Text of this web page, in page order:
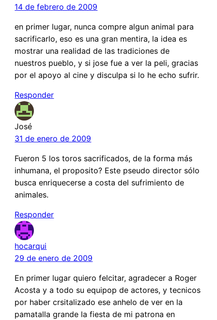
14 de febrero de 2009
en primer lugar, nunca compre algun animal para
sacrificarlo, eso es una gran mentira, la idea es
mostrar una realidad de las tradiciones de
nuestros pueblo, y si jose fue a ver la peli, gracias
por el apoyo al cine y disculpa si lo he echo sufrir.
Responder
José
31 de enero de 2009
Fueron 5 los toros sacrificados, de la forma más
inhumana, el proposito? Este pseudo director sólo
busca enriquecerse a costa del sufrimiento de
animales.
Responder
hocarqui
29 de enero de 2009
En primer lugar quiero felcitar, agradecer a Roger
Acosta y a todo su equipop de actores, y tecnicos
por haber crsitalizado ese anhelo de ver en la
pamatalla grande la fiesta de mi patrona en